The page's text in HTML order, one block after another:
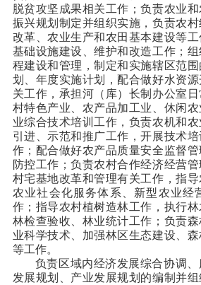
脱贫攻坚成果相关工作；负责农业
振兴规划制定并组织实施，负责农
改革、农业生产和农田基本建设等
基础设施建设、维护和改造工作；
程建设和管理，制定和实施辖区范
划、年度实施计划，配合做好水资
关工作，承担河（库）长制办公室
村特色产业、农产品加工业、休闲
业综合技术培训工作，负责农机和
引进、示范和推广工作，开展技术
作；配合做好农产品质量安全监督
防控工作；负责农村合作经济经营
村宅基地改革和管理有关工作，指导
农业社会化服务体系、新型农业经
作；指导农村植树造林工作，执行
林检查验收、林业统计工作；负责
业科学技术、加强林区生态建设、
等工作。
负责区域内经济发展综合协调
发展规划、产业发展规划的编制并